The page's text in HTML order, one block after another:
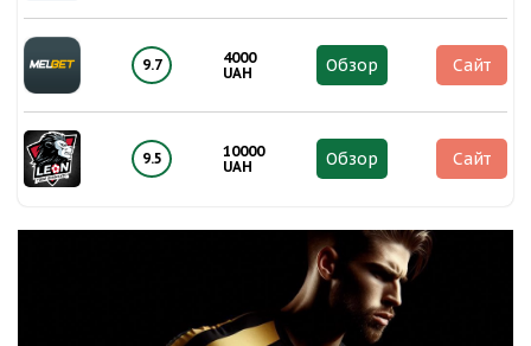
9.7
4000
UAH
Обзор Сайт
9.5
10000
UAH
Обзор Сайт